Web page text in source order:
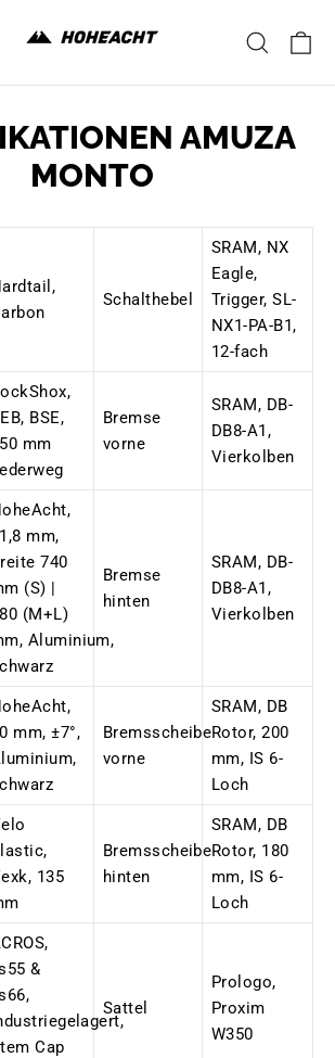
AMUZA
MONTO
Schalthebel
SRAM, NX
Eagle,
Trigger, SL-
NX1-PA-B1,
12-fach
BSE,
mm
Bremse
vorne
SRAM, DB-
DB8-A1,
Vierkolben
mm,
740
(S) |
(M+L)
, Aluminium,
Bremse
hinten
SRAM, DB-
DB8-A1,
Vierkolben
mm, ±7°,
Bremsscheibe
vorne
SRAM, DB
Rotor, 200
mm, IS 6-
Loch
135
Bremsscheibe
hinten
SRAM, DB
Rotor, 180
mm, IS 6-
Loch
&
Cap
Sattel
Prologo,
Proxim
W350